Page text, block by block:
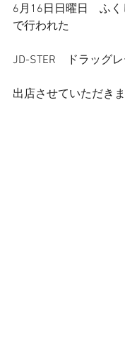
6月16日日曜日　ふ
で行われた
JD-STER　ドラッグ
出店させていただきま